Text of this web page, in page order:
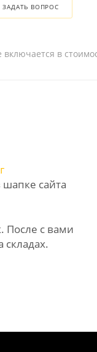
ЗАДАТЬ ВОПРОС
включается в
сайта
После с вами